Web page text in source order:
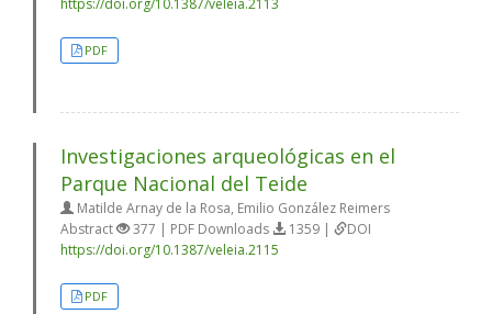
https://doi.org/10.1387/veleia.2113
PDF
Investigaciones arqueológicas en el
Parque Nacional del Teide
Matilde Arnay de la Rosa, Emilio González Reimers
Abstract
377 | PDF Downloads 1359 |
DOI
https://doi.org/10.1387/veleia.2115
PDF